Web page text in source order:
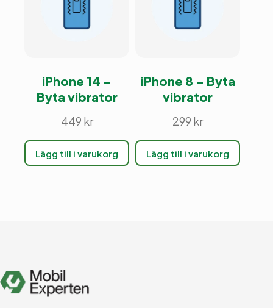
iPhone 14 –
Byta vibrator
449 kr
Lägg till i varukorg
iPhone 8 – Byta
vibrator
299 kr
Lägg till i varukorg